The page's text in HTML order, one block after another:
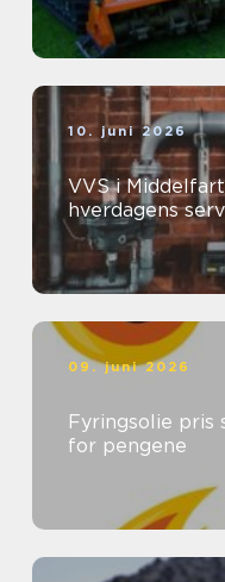
10. juni 2026
VVS i
hverdagens
09. juni 2026
Fyringsolie pris sådan får du mere varme
for pengene